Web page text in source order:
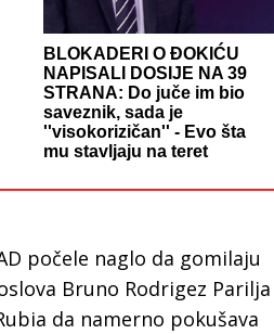
BLOKADERI O ĐOKIĆU
NAPISALI DOSIJE NA 39
STRANA: Do juče im bio
saveznik, sada je
''visokorizičan'' - Evo šta
mu stavljaju na teret
počele naglo da gomilaju
Bruno Rodrigez Parilja
da namerno pokušava